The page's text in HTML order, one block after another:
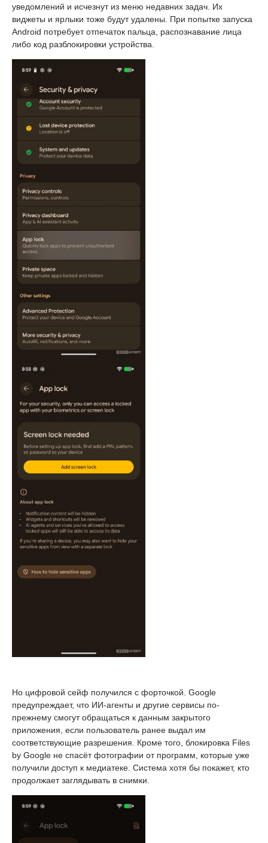
уведомлений и исчезнут из меню недавних задач. Их
виджеты и ярлыки тоже будут удалены. При попытке запуска
Android потребует отпечаток пальца, распознавание лица
либо код разблокировки устройства.
Но цифровой сейф получился с форточкой. Google
предупреждает, что ИИ-агенты и другие сервисы по-
прежнему смогут обращаться к данным закрытого
приложения, если пользователь ранее выдал им
соответствующие разрешения. Кроме того, блокировка Files
by Google не спасёт фотографии от программ, которые уже
получили доступ к медиатеке. Система хотя бы покажет, кто
продолжает заглядывать в снимки.